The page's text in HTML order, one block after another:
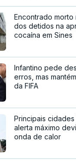
Encontrado morto
dos detidos na
cocaína em Sines
Infantino pede
erros, mas
da FIFA
Principais cidades
alerta máximo
onda de calor